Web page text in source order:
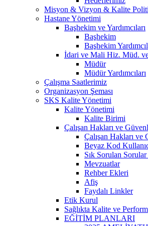
Misyon & Vizyon & Kalite
Hastane Yönetimi
Başhekim ve Yardımcıları
Başhekim
Başhekim
İdari ve Mali Hiz. Müd.
Müdür
Müdür Yardımcıları
Çalışma Saatlerimiz
Organizasyon Şeması
SKS Kalite Yönetimi
Kalite Yönetimi
Kalite Birimi
Çalışan Hakları ve
Çalışan Hakları
Beyaz Kod
Sık Sorulan Sorular
Mevzuatlar
Rehber Ekleri
Afiş
Faydalı Linkler
Etik Kurul
Sağlıkta Kalite ve
EĞİTİM PLANLARI